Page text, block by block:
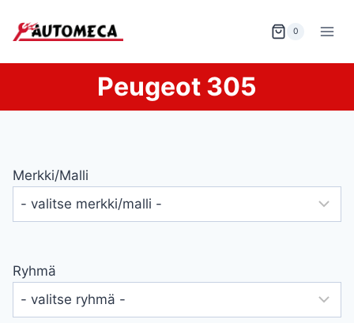
sisältöön
0
Peugeot 305
Merkki/malli
Ryhmä